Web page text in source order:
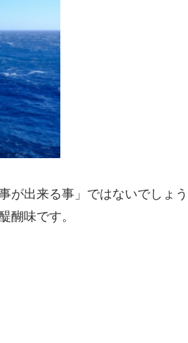
が出来る事」ではないでしょう
醐味です。